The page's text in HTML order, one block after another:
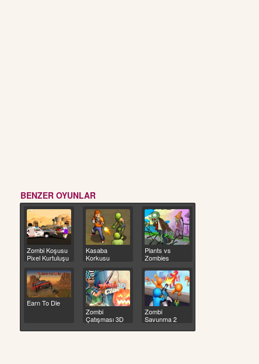
BENZER OYUNLAR
Zombi Koşusu
Pixel Kurtuluşu
Kasaba
Korkusu
Plants vs
Zombies
Earn To Die
Zombi
Çatışması 3D
Zombi
Savunma 2